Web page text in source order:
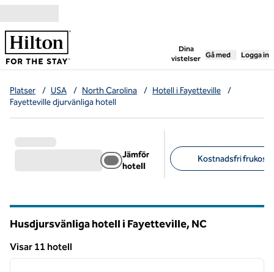
Dina
vistelser
,öppnar ny flik
Gå med Logga in
Platser / USA / North Carolina / Hotell i Fayetteville
/
Fayetteville djurvänliga hotell
Jämför
hotell
Kostnadsfri frukost
Husdjursvänliga hotell i Fayetteville, NC
Visar 11 hotell
Visar 11 hotell
1 av 12
nästa